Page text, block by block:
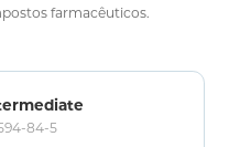
farmacêuticos.
e compatibilidade com
84-5